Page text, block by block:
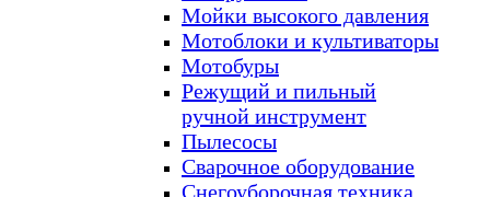
Мойки высокого давления
Мотоблоки и культиваторы
Мотобуры
Режущий и пильный
ручной инструмент
Пылесосы
Сварочное оборудование
Снегоуборочная техника